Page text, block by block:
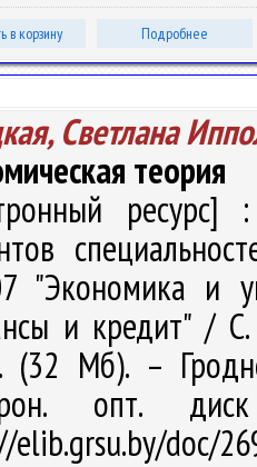
в корзину Подробнее
Светлана
теория
ресурс]
"Экономика и
и кредит" / С.
(32 Мб). –
опт.
elib.grsu.by/doc/